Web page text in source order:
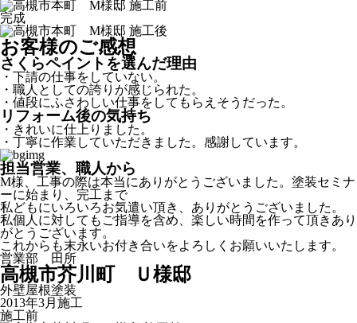
完成
お客様のご感想
さくらペイントを選んだ理由
・下請の仕事をしていない。
・職人としての誇りが感じられた。
・値段にふさわしい仕事をしてもらえそうだった。
リフォーム後の気持ち
・きれいに仕上りました。
・丁寧に作業していただきました。感謝しています。
担当営業、職人から
М様、工事の際は本当にありがとうございました。塗装セミナ
ーに始まり、完工まで
私どもにいろいろお気遣い頂き、ありがとうございました。
私個人に対してもご指導を含め、楽しい時間を作って頂きあり
がとうございます。
これからも末永いお付き合いをよろしくお願いいたします。
営業部 田所
高槻市芥川町 Ｕ様邸
外壁屋根塗装
2013年3月施工
施工前